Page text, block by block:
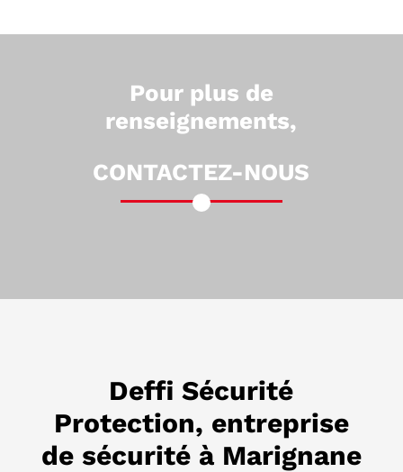
Pour plus de
renseignements,
CONTACTEZ-NOUS
Deffi Sécurité
Protection, entreprise
de sécurité à Marignane